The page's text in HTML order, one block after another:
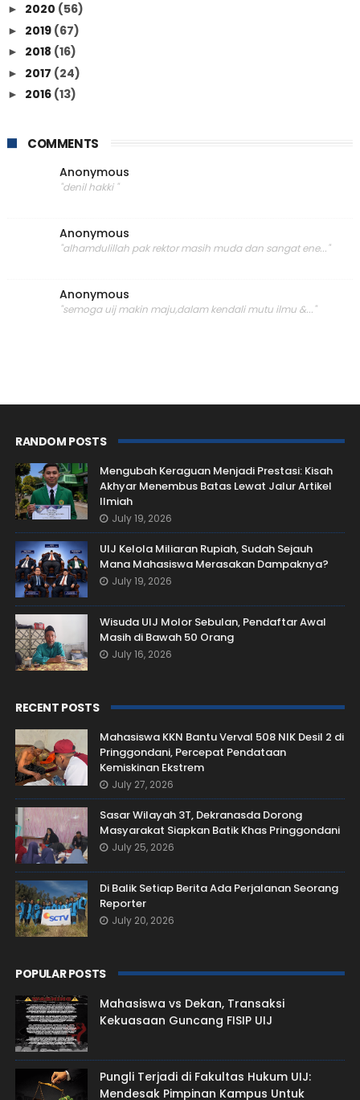
► 2020 (56)
► 2019 (67)
► 2018 (16)
► 2017 (24)
► 2016 (13)
COMMENTS
Anonymous
"denil hakki "
Anonymous
"alhamdulillah pak rektor masih muda dan sangat ene..."
Anonymous
"semoga uij makin maju,dalam kendali mutu ilmu &..."
RANDOM POSTS
Mengubah Keraguan Menjadi Prestasi: Kisah
Akhyar Menembus Batas Lewat Jalur Artikel
Ilmiah
July 19, 2026
UIJ Kelola Miliaran Rupiah, Sudah Sejauh
Mana Mahasiswa Merasakan Dampaknya?
July 19, 2026
Wisuda UIJ Molor Sebulan, Pendaftar Awal
Masih di Bawah 50 Orang
July 16, 2026
RECENT POSTS
Mahasiswa KKN Bantu Verval 508 NIK Desil 2 di
Pringgondani, Percepat Pendataan
Kemiskinan Ekstrem
July 27, 2026
Sasar Wilayah 3T, Dekranasda Dorong
Masyarakat Siapkan Batik Khas Pringgondani
July 25, 2026
Di Balik Setiap Berita Ada Perjalanan Seorang
Reporter
July 20, 2026
POPULAR POSTS
Mahasiswa vs Dekan, Transaksi
Kekuasaan Guncang FISIP UIJ
Pungli Terjadi di Fakultas Hukum UIJ:
Mendesak Pimpinan Kampus Untuk